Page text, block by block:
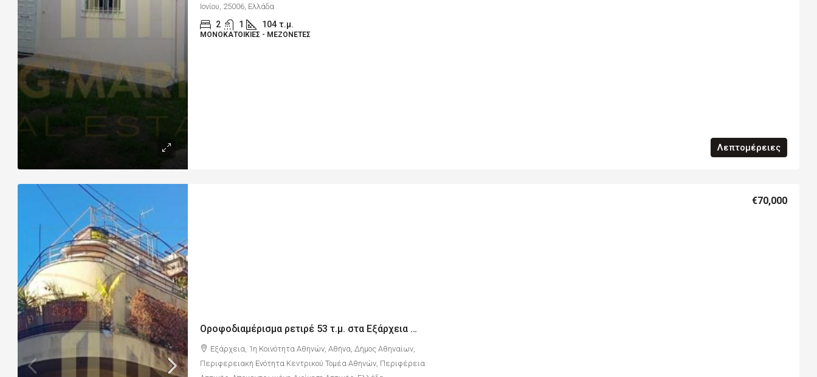
Ιονίου, 25006, Ελλάδα
2 1 104 τ.μ.
ΜΟΝΟΚΑΤΟΙΚΊΕΣ - ΜΕΖΟΝΈΤΕΣ
Λεπτομέρειες
Οροφοδιαμέρισμα ρετιρέ 53 τ.μ. στα Εξάρχεια με θέα τον Λυκαβηττό
€70,000
Εξάρχεια, 1η Κοινότητα Αθηνών, Αθήνα, Δήμος Αθηναίων,
Περιφερειακή Ενότητα Κεντρικού Τομέα Αθηνών, Περιφέρεια